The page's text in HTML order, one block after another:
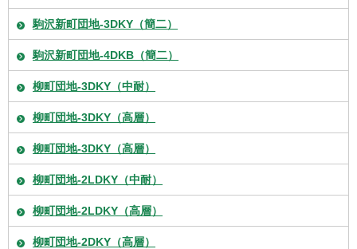
駒沢新町団地-3DKY（簡二）
駒沢新町団地-4DKB（簡二）
柳町団地-3DKY（中耐）
柳町団地-3DKY（高層）
柳町団地-3DKY（高層）
柳町団地-2LDKY（中耐）
柳町団地-2LDKY（高層）
柳町団地-2DKY（高層）